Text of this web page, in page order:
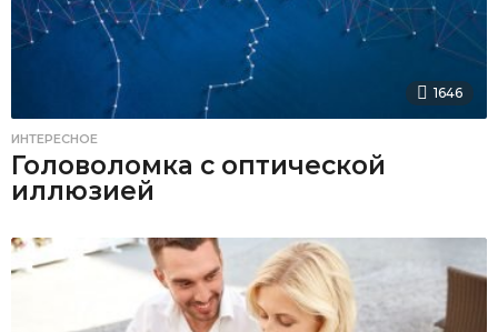
1646
ИНТЕРЕСНОЕ
Головоломка с оптической
иллюзией